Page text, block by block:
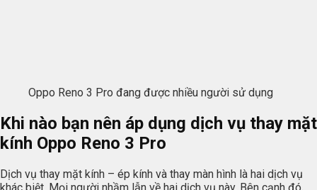
Oppo Reno 3 Pro đang được nhiều người sử dụng
Khi nào bạn nên áp dụng dịch vụ thay mặt
kính Oppo Reno 3 Pro
Dịch vụ thay mặt kính – ép kính và thay màn hình là hai dịch vụ
khác biệt. Mọi người nhầm lẫn về hai dịch vụ này. Bên cạnh đó,